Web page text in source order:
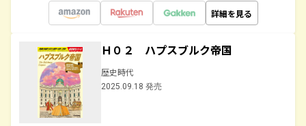
詳細を見る
Ｈ０２ ハプスブルク帝国
歴史時代
2025.09.18 発売